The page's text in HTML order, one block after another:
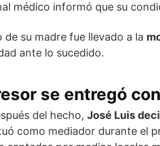
médico informó que su
de su madre fue llevado a la
ante lo sucedido.
se entregó
del hecho, José Luis
como mediador durante el